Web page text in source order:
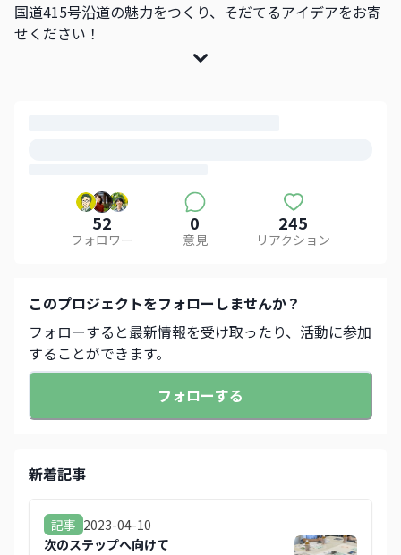
国道415号沿道の魅力をつくり、そだてるアイデアをお寄
せください！
52
フォロワー
0
意見
245
リアクション
このプロジェクトをフォローしませんか？
フォローすると最新情報を受け取ったり、活動に参加
することができます。
フォローする
新着記事
記事 2023-04-10
次のステップへ向けて